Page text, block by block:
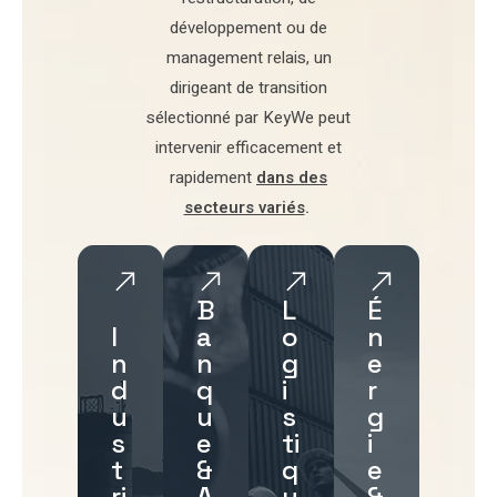
développementou de
management relais, un
dirigeant de transition
sélectionné par KeyWe peut
intervenir efficacement et
rapidement dans des
secteurs variés.
I
n
d
u
s
t
B
a
n
q
u
e
&
L
o
g
i
s
ti
q
É
n
e
r
g
i
e